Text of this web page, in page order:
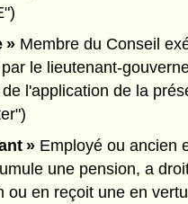
»Membre du Conseil
le lieutenant-
l'application de la
»Employé ou ancien
une pension, a
ou en reçoit une en